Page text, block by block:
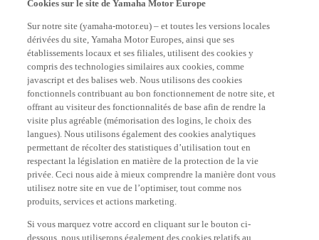
Sur notre site (yamaha-motor.eu) – et toutes les versions locales
dérivées du site, Yamaha Motor Europes, ainsi que ses
établissements locaux et ses filiales, utilisent des cookies y
compris des technologies similaires aux cookies, comme
javascript et des balises web. Nous utilisons des cookies
fonctionnels contribuant au bon fonctionnement de notre site, et
offrant au visiteur des fonctionnalités de base afin de rendre la
visite plus agréable (mémorisation des logins, le choix des
langues). Nous utilisons également des cookies analytiques
permettant de récolter des statistiques d’utilisation tout en
respectant la législation en matière de la protection de la vie
privée. Ceci nous aide à mieux comprendre la manière dont vous
utilisez notre site en vue de l’optimiser, tout comme nos
produits, services et actions marketing.
Si vous marquez votre accord en cliquant sur le bouton ci-
dessous, nous utiliserons également des cookies relatifs au